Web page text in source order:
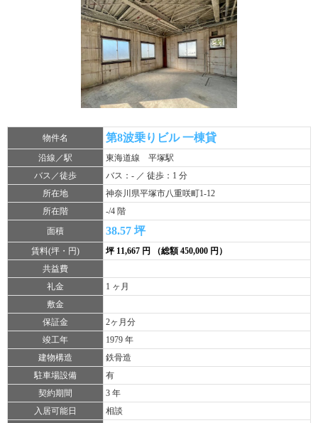
物件名 第8波乗りビル 一棟貸
沿線／駅
東海道線 平塚駅
バス／徒歩
バス：- ／ 徒歩：1 分
所在地
神奈川県平塚市八重咲町1-12
所在階
-/4 階
面積
38.57 坪
賃料(坪・円)
坪 11,667 円 （総額 450,000 円）
共益費
礼金
1 ヶ月
敷金
保証金
2ヶ月分
竣工年
1979 年
建物構造
鉄骨造
駐車場設備
有
契約期間
3 年
入居可能日
相談